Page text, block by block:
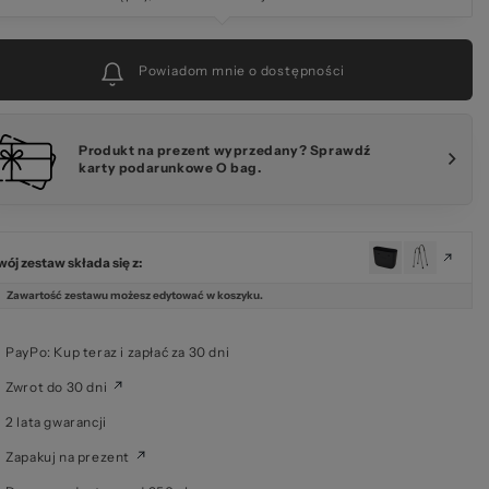
Powiadom mnie o dostępności
Produkt na prezent wyprzedany? Sprawdź
karty podarunkowe O bag.
zestaw składa się z:
Zawartość zestawu możesz edytować w koszyku.
PayPo: Kup teraz i zapłać za 30 dni
Zwrot do 30 dni
2 lata gwarancji
Zapakuj na prezent